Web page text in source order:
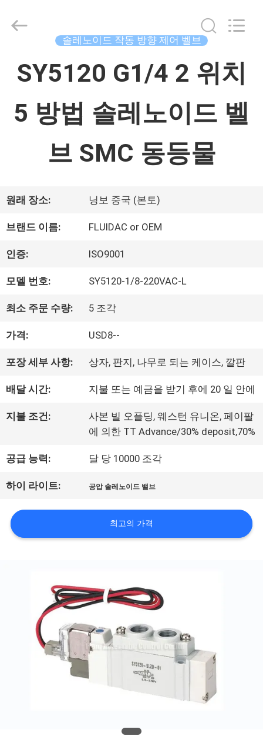
제
리
에
대
하
여
공
장
여
품
질
관
Concrete
Autoclave
Rights
솔레노이드 작동 방향 제어 벨브
SY5120 G1/4 2 위치
5 방법 솔레노이드 벨
브 SMC 동등물
원래 장소: 닝보 중국 (본토)
브랜드 이름: FLUIDAC or OEM
인증: ISO9001
모델 번호: SY5120-1/8-220VAC-L
최소 주문 수량: 5 조각
가격: USD8--
포장 세부 사항: 상자, 판지, 나무로 되는 케이스, 깔판
배달 시간: 지불 또는 예금을 받기 후에 20 일 안에
지불 조건:
사본 빌 오플딩, 웨스턴 유니온, 페이팔
에 의한 TT Advance/30% deposit,70%
공급 능력: 달 당 10000 조각
하이 라이트: 공압 솔레노이드 밸브
최고의 가격